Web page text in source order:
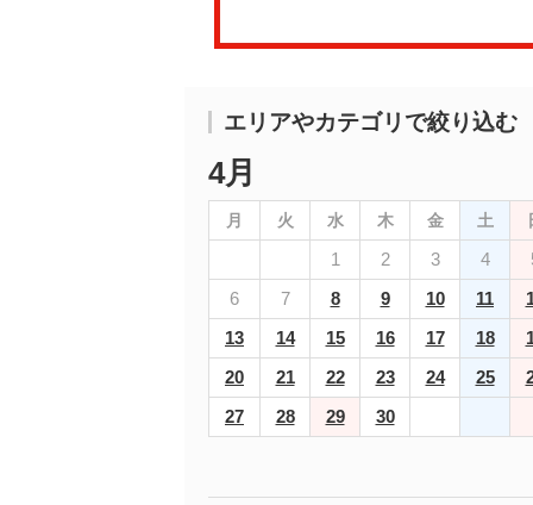
エリアやカテゴリで絞り込む
4月
月 火 水 木 金 土
1 2 3 4
6
7 8 9 10 11
13
14 15 16 17 18
20
21 22 23 24 25
27
28 29 30